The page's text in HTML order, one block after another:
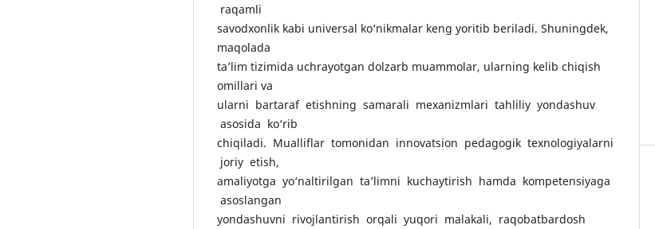
raqamli
savodxonlik kabi universal ko‘nikmalar keng yoritib beriladi. Shuningdek,
maqolada
ta’lim tizimida uchrayotgan dolzarb muammolar, ularning kelib chiqish
omillari va
ularni bartaraf etishning samarali mexanizmlari tahliliy yondashuv
asosida ko‘rib
chiqiladi. Mualliflar tomonidan innovatsion pedagogik texnologiyalarni
joriy etish,
amaliyotga yo‘naltirilgan ta’limni kuchaytirish hamda kompetensiyaga
asoslangan
yondashuvni rivojlantirish orqali yuqori malakali, raqobatbardosh